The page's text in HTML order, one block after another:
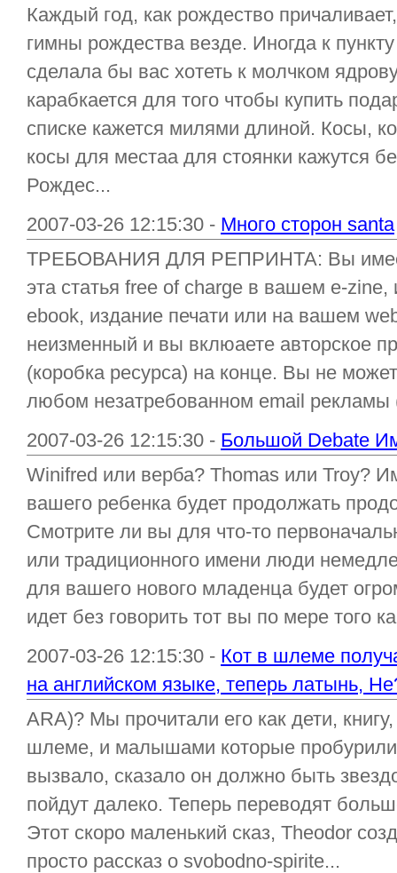
Каждый год, как рождество
гимны рождества везде. Иногда к
сделала бы вас хотеть к молчком
карабкается для того чтобы купить
списке кажется милями длиной. Косы,
косы для местаа для стоянки кажутся
Рождес...
2007-03-26 12:15:30 - Много сторон santa
ТРЕБОВАНИЯ ДЛЯ РЕПРИНТА: Вы
эта статья free of charge в вашем e-
ebook, издание печати или на вашем
неизменный и вы вклюаете авторское
(коробка ресурса) на конце. Вы не
любом незатребованном email рекламы
2007-03-26 12:15:30 - Большой Debate
Winifred или верба? Thomas или Troy?
вашего ребенка будет продолжать
Смотрите ли вы для что-то
или традиционного имени люди
для вашего нового младенца будет
идет без говорить тот вы по мере того
2007-03-26 12:15:30 - Кот в шлеме
на английском языке, теперь латынь,
ARA)? Мы прочитали его как дети,
шлеме, и малышами которые
вызвало, сказало он должно быть
пойдут далеко. Теперь переводят
Этот скоро маленький сказ, Theodor
просто рассказ о svobodno-spirite...